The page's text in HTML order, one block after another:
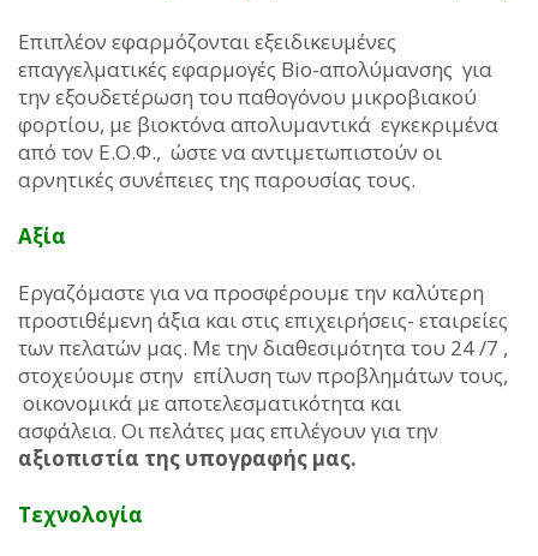
Επιπλέον εφαρμόζονται εξειδικευμένες
επαγγελματικές εφαρμογές Bio-απολύμανσης για
την εξουδετέρωση του παθογόνου μικροβιακού
φορτίου, με βιοκτόνα απολυμαντικά εγκεκριμένα
από τον Ε.Ο.Φ., ώστε να αντιμετωπιστούν οι
αρνητικές συνέπειες της παρουσίας τους.
Αξία
Εργαζόμαστε για να προσφέρουμε την καλύτερη
προστιθέμενη άξια και στις επιχειρήσεις- εταιρείες
των πελατών μας. Με την διαθεσιμότητα του 24 /7 ,
στοχεύουμε στην επίλυση των προβλημάτων τους,
οικονομικά με αποτελεσματικότητα και
ασφάλεια. Οι πελάτες μας επιλέγουν για την
αξιοπιστία της υπογραφής μας.
Τεχνολογία